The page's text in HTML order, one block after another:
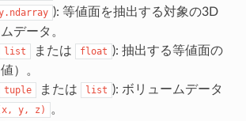
): 等値面を抽出する対象の3D
データ。
list または float ): 抽出する等値面の
）。
tuple または list ): ボリュームデータ
y, z) 。